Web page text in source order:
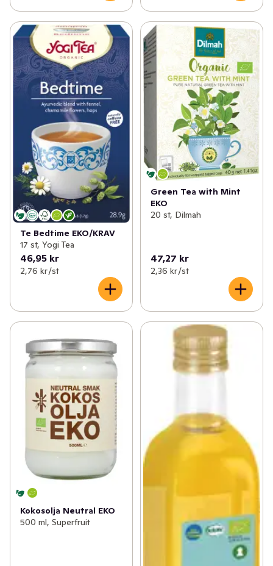
Te Bedtime EKO/KRAV
17 st, Yogi Tea
46,95 kr
2,76 kr /st
Green Tea with Mint
EKO
20 st, Dilmah
47,27 kr
2,36 kr /st
Kokosolja Neutral EKO
500 ml, Superfruit